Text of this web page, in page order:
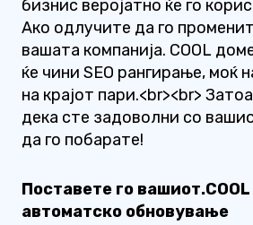
бизнис веројатно ќе го
Ако одлучите да го
вашата компанија. COOL
ќе чини SEO рангирање, моќ
на крајот пари.<br><br>
дека сте задоволни со
да го побарате!
Поставете го
автоматско обновување